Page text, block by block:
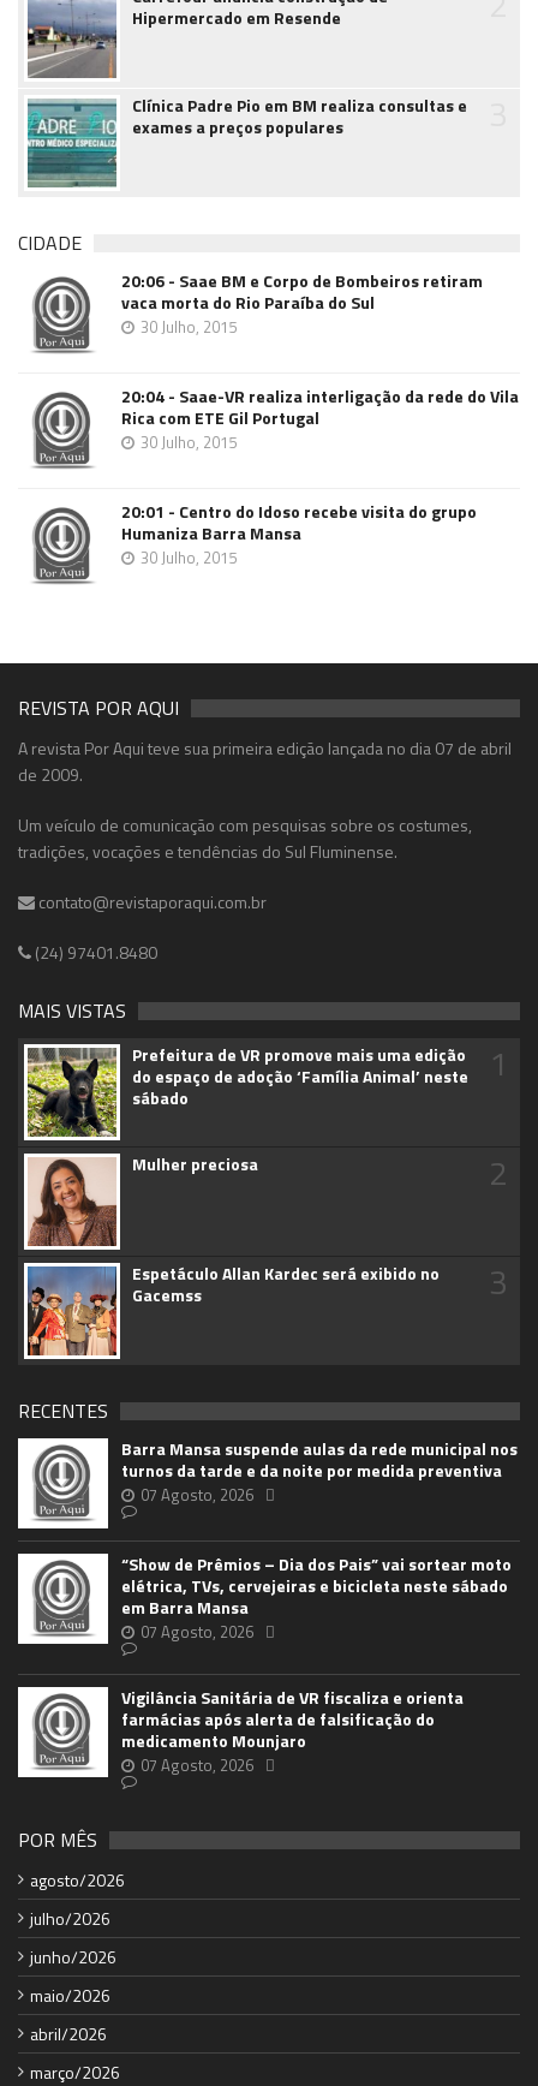
Hipermercado em Resende
Clínica Padre Pio em BM realiza consultas e
exames a preços populares
CIDADE
20:06 - Saae BM e Corpo de Bombeiros retiram
vaca morta do Rio Paraíba do Sul
30 Julho, 2015
20:04 - Saae-VR realiza interligação da rede do Vila
Rica com ETE Gil Portugal
30 Julho, 2015
20:01 - Centro do Idoso recebe visita do grupo
Humaniza Barra Mansa
30 Julho, 2015
REVISTA POR AQUI
A revista Por Aqui teve sua primeira edição lançada no dia 07 de abril
de 2009.
Um veículo de comunicação com pesquisas sobre os costumes,
tradições, vocações e tendências do Sul Fluminense.
contato@revistaporaqui.com.br
(24) 97401.8480
MAIS VISTAS
Prefeitura de VR promove mais uma edição
do espaço de adoção ‘Família Animal’ neste
sábado
1
Mulher preciosa 2
Espetáculo Allan Kardec será exibido no
Gacemss
3
RECENTES
Barra Mansa suspende aulas da rede municipal nos
turnos da tarde e da noite por medida preventiva
07 Agosto, 2026
“Show de Prêmios – Dia dos Pais” vai sortear moto
elétrica, TVs, cervejeiras e bicicleta neste sábado
em Barra Mansa
07 Agosto, 2026
Vigilância Sanitária de VR fiscaliza e orienta
farmácias após alerta de falsificação do
medicamento Mounjaro
07 Agosto, 2026
POR MÊS
agosto/2026
julho/2026
junho/2026
maio/2026
abril/2026
março/2026